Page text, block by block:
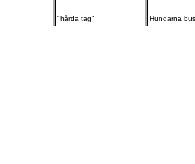
"hårda tag" Hundarna